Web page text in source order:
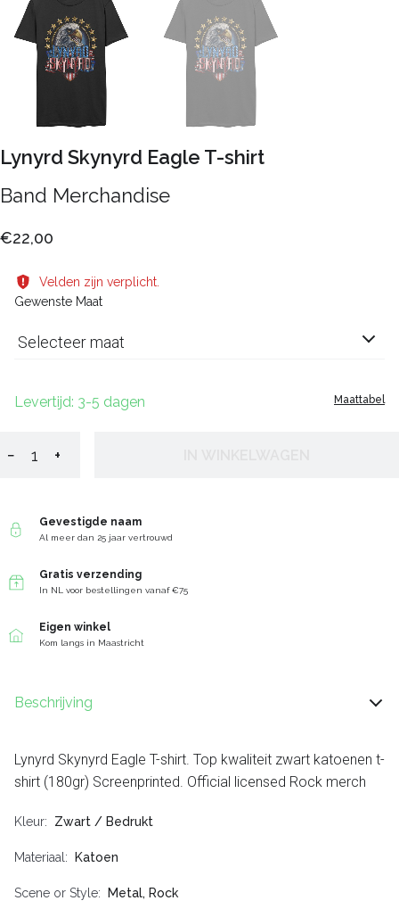
Lynyrd Skynyrd Eagle T-shirt
Band Merchandise
€22,00
Velden zijn verplicht.
Gewenste Maat
Selecteer maat
Maattabel
Levertijd: 3-5 dagen
− +
Gevestigde naam
Al meer dan 25 jaar vertrouwd
Gratis verzending
In NL voor bestellingen vanaf €75
Eigen winkel
Kom langs in Maastricht
Beschrijving
Lynyrd Skynyrd Eagle T-shirt. Top kwaliteit zwart katoenen t-
shirt (180gr) Screenprinted. Official licensed Rock merch
Kleur Zwart / Bedrukt
Materiaal Katoen
Scene or Style Metal, Rock